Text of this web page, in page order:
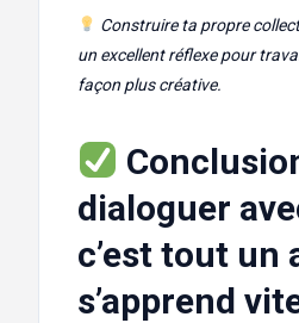
Construire ta propre
un excellent réflexe pour
façon plus créative.
dialoguer
c’est tout un
s’apprend